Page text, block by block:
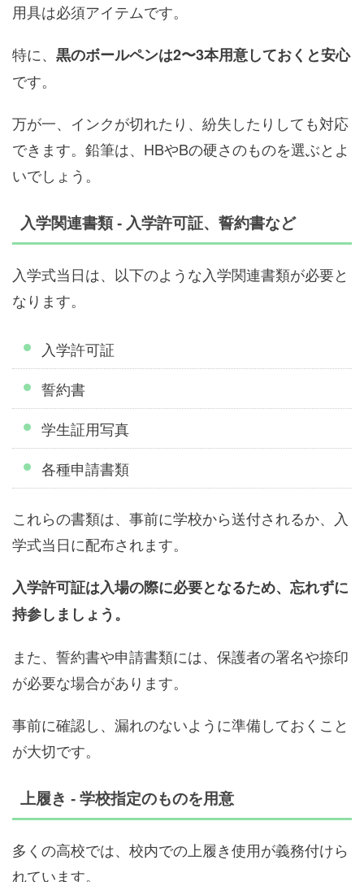
用具は必須アイテムです。
特に、 黒のボールペンは2〜3本用意しておくと安心
です。
万が一、インクが切れたり、紛失したりしても対応
できます。鉛筆は、HBやBの硬さのものを選ぶとよ
いでしょう。
入学関連書類 - 入学許可証、誓約書など
入学式当日は、以下のような入学関連書類が必要と
なります。
入学許可証
誓約書
学生証用写真
各種申請書類
これらの書類は、事前に学校から送付されるか、入
学式当日に配布されます。
入学許可証は入場の際に必要となるため、忘れずに
持参しましょう。
また、誓約書や申請書類には、保護者の署名や捺印
が必要な場合があります。
事前に確認し、漏れのないように準備しておくこと
が大切です。
上履き - 学校指定のものを用意
多くの高校では、校内での上履き使用が義務付けら
れています。